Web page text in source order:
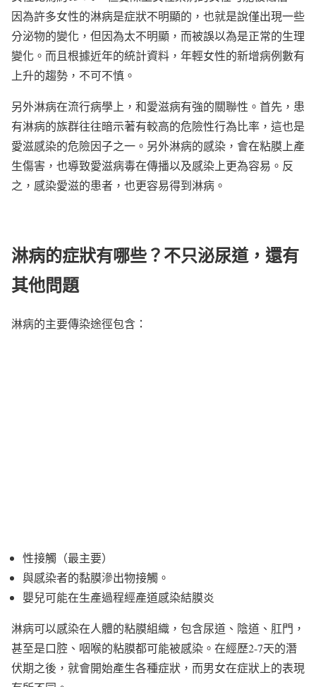
因為許多女性的淋病是症狀不明顯的，也就是說僅出現一些
分泌物的變化，但因為太不明顯，而被誤以為是正常的生理
變化。而且根據近年的統計資料，年輕女性的新增病例數有
上升的趨勢，不可不慎。
另外淋病在流行病學上，和愛滋病有強的關聯性。首先，患
有淋病的族群往往暗示著有較高的危險性行為比率，這也是
愛滋感染的危險因子之一。另外淋病的感染，會在粘膜上產
生傷害，也導致愛滋病毒在傳播以及感染上更為容易。反
之，感染愛滋的患者，也更容易得到淋病。
淋病的症狀有哪些？不只泌尿道，還有
其他問題
淋病的主要傳染途徑包含：
性接觸（最主要）
與感染者的黏膜滲出物接觸。
嬰兒可能在生產過程經產道感染結膜炎
淋病可以感染在人體的粘膜組織，包含尿道、陰道、肛門，
甚至是口腔、咽喉的粘膜都可能被感染。在經歷2-7天的潛
伏期之後，就會開始產生各種症狀，而男女在症狀上的表現